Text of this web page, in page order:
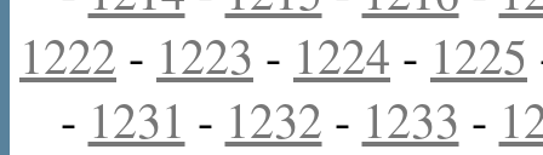
1222 - 1223 - 1224 - 1225
- 1231 - 1232 - 1233 -